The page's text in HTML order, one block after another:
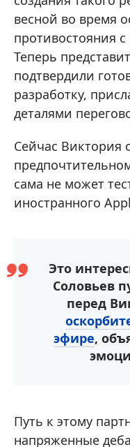
весной во время
противостояния
Теперь
подтвердили
разработку,
деталями
Сейчас Виктория
сама не может
иностранного
Это
Соловьев
перед
эфире,
Путь к этому
напряженные